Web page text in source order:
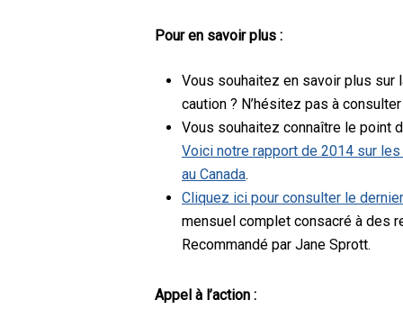
Pour en savoir plus :
Vous souhaitez en savoir plus
caution ? N’hésitez pas à
Vous souhaitez connaître le point
Voici notre rapport de 2014 sur
au Canada.
Cliquez ici pour consulter le
mensuel complet consacré à des
Recommandé par Jane Sprott.
Appel à l’action :